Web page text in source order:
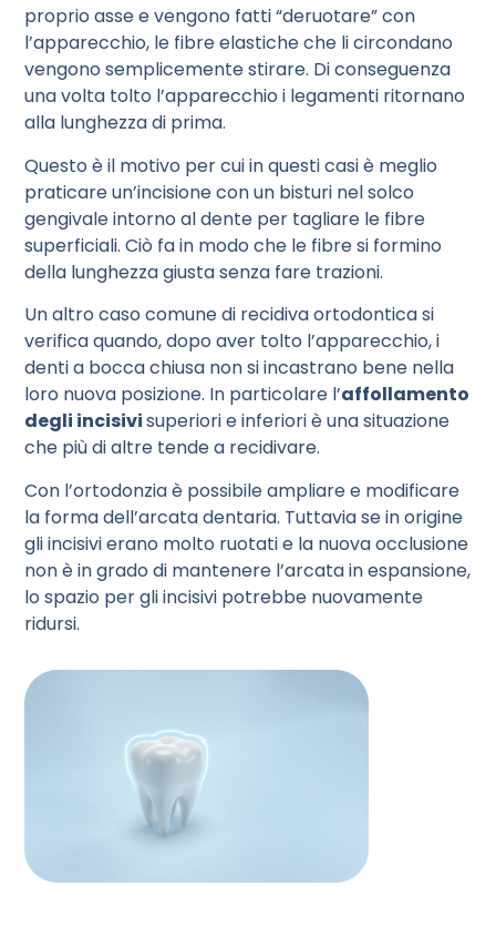
proprio asse e vengono fatti “deruotare” con
l’apparecchio, le fibre elastiche che li circondano
vengono semplicemente stirare. Di conseguenza
una volta tolto l’apparecchio i legamenti ritornano
alla lunghezza di prima.
Questo è il motivo per cui in questi casi è meglio
praticare un’incisione con un bisturi nel solco
gengivale intorno al dente per tagliare le fibre
superficiali. Ciò fa in modo che le fibre si formino
della lunghezza giusta senza fare trazioni.
Un altro caso comune di recidiva ortodontica si
verifica quando, dopo aver tolto l’apparecchio, i
denti a bocca chiusa non si incastrano bene nella
loro nuova posizione. In particolare l’affollamento
degli incisivisuperiori e inferiori è una situazione
che più di altre tende a recidivare.
Con l’ortodonzia è possibile ampliare e modificare
la forma dell’arcata dentaria. Tuttavia se in origine
gli incisivi erano molto ruotati e la nuova occlusione
non è in grado di mantenere l’arcata in espansione,
lo spazio per gli incisivi potrebbe nuovamente
ridursi.